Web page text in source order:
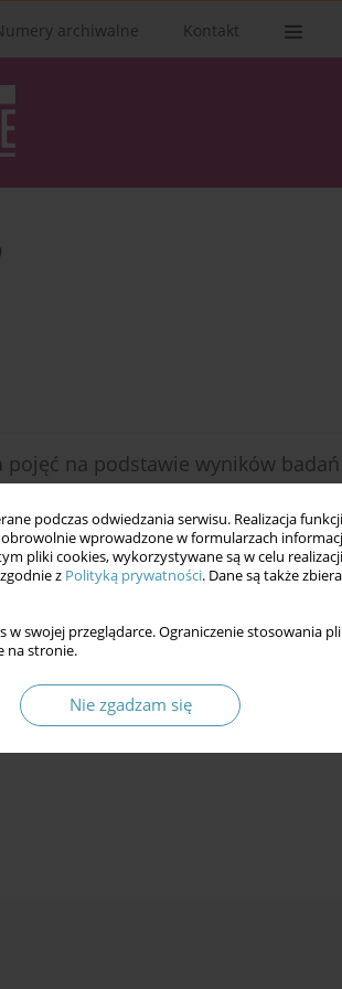
podczas odwiedzania serwisu. Realizacja
wprowadzone w formularzach
pliki cookies, wykorzystywane są w celu
z Polityką prywatności. Dane są także
w swojej przeglądarce. Ograniczenie stosowania
na stronie.
Nie zgadzam się
archiwalne Kontakt
pojęć na podstawie wyników
w świetle postanowień